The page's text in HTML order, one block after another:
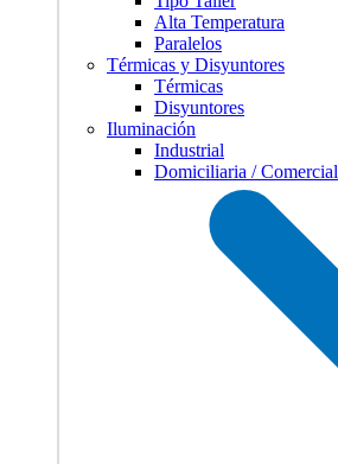
Alta Temperatura
Paralelos
Térmicas y Disyuntores
Térmicas
Disyuntores
Iluminación
Industrial
Domiciliaria / Comercial